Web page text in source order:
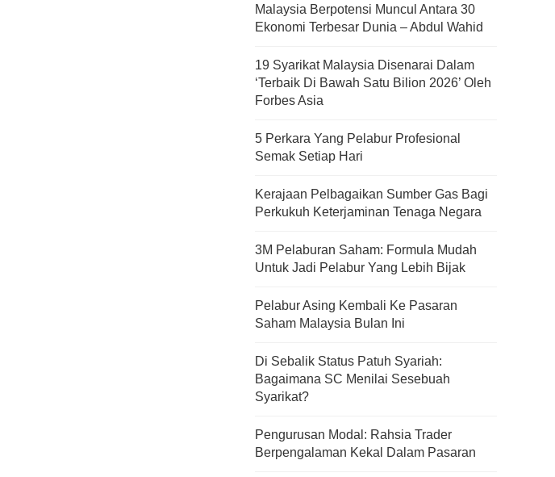
Malaysia Berpotensi Muncul Antara 30
Ekonomi Terbesar Dunia – Abdul Wahid
19 Syarikat Malaysia Disenarai Dalam
‘Terbaik Di Bawah Satu Bilion 2026’ Oleh
Forbes Asia
5 Perkara Yang Pelabur Profesional
Semak Setiap Hari
Kerajaan Pelbagaikan Sumber Gas Bagi
Perkukuh Keterjaminan Tenaga Negara
3M Pelaburan Saham: Formula Mudah
Untuk Jadi Pelabur Yang Lebih Bijak
Pelabur Asing Kembali Ke Pasaran
Saham Malaysia Bulan Ini
Di Sebalik Status Patuh Syariah:
Bagaimana SC Menilai Sesebuah
Syarikat?
Pengurusan Modal: Rahsia Trader
Berpengalaman Kekal Dalam Pasaran
Kenali Franchisee Disebalik
Family Mart
Yang Selalu Sifu Saham Sebut
Tu?